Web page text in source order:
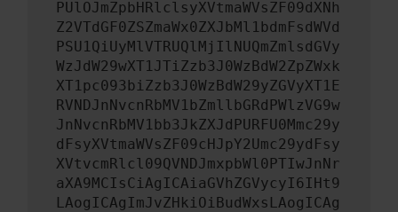
PUlOJmZpbHRlclsyXVtmaWVsZF09dXNh
Z2VTdGF0ZSZmaWx0ZXJbMl1bdmFsdWVd
PSU1QiUyMlVTRUQlMjIlNUQmZmlsdGVy
WzJdW29wXT1JTiZzb3J0WzBdW2ZpZWxk
XT1pc093biZzb3J0WzBdW29yZGVyXT1E
RVNDJnNvcnRbMV1bZmllbGRdPWlzVG9w
JnNvcnRbMV1bb3JkZXJdPURFU0Mmc29y
dFsyXVtmaWVsZF09cHJpY2Umc29ydFsy
XVtvcmRlcl09QVNDJmxpbWl0PTIwJnNr
aXA9MCIsCiAgICAiaGVhZGVycyI6IHt9
LAogICAgImJvZHkiOiBudWxsLAogICAg